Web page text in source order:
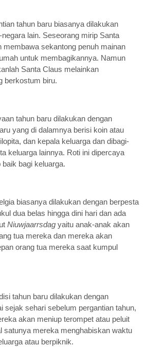
tahun baru biasanya dilakukan
lain. Seseorang mirip Santa
membawa sekantong penuh mainan
untuk membagikannya. Namun
Santa Claus melainkan
berkostum biru.
tahun baru dilakukan dengan
yang di dalamnya berisi koin atau
dan kepala keluarga dan dibagi-
keluarga lainnya. Roti ini dipercaya
bagi keluarga.
biasanya dilakukan dengan berpesta
dua belas hingga dini hari dan ada
Niuwjaarrsdag yaitu anak-anak akan
tua mereka dan mereka akan
orang tua mereka saat kumpul
tahun baru dilakukan dengan
sejak sehari sebelum pergantian tahun,
akan meniup terompet atau peluit
satunya mereka menghabiskan waktu
atau berpiknik.